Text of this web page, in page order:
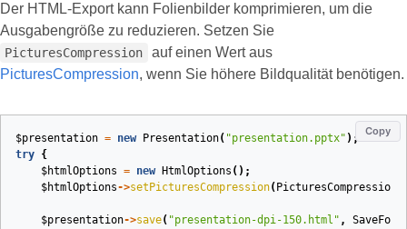
Der HTML‑Export kann Folienbilder komprimieren, um die
Ausgabengröße zu reduzieren. Setzen Sie
PicturesCompression
auf einen Wert aus
PicturesCompression, wenn Sie höhere Bildqualität benötigen.
Copy
$presentation = new Presentation( "presentation.pptx" );
try {
$htmlOptions = new HtmlOptions ();
$htmlOptions->setPicturesCompression( PicturesCompression
$presentation->save( "presentation-dpi-150.html" ,